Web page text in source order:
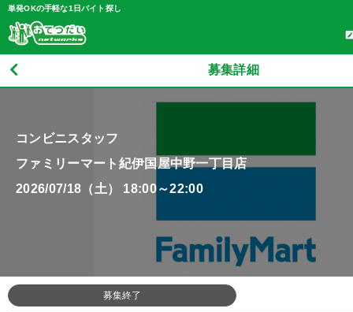
単発OKの手軽な1日バイト探し
募集詳細
コンビニスタッフ
ファミリーマート紀伊国屋中野一丁目店
2026/07/18（土） 18:00～22:00
募集終了